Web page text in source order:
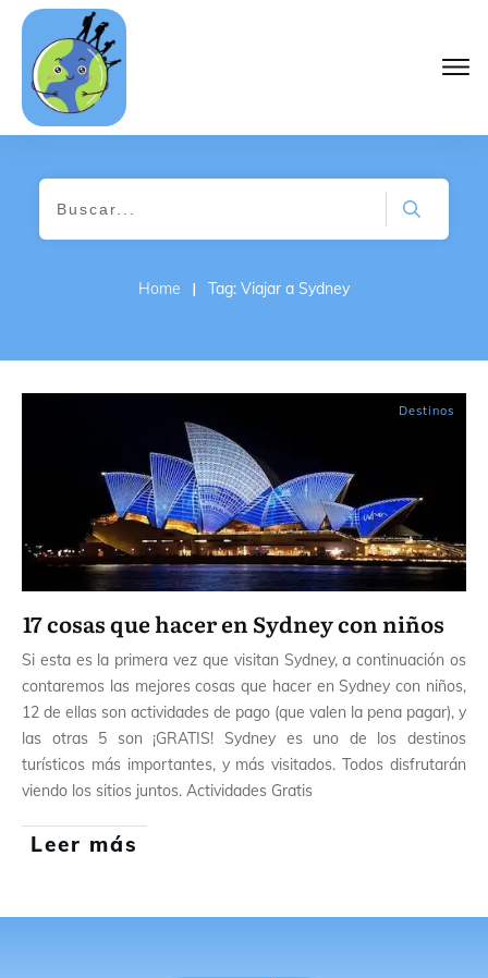
Home I Tag: Viajar a Sydney
Destinos
17 cosas que hacer en Sydney con niños
Si esta es la primera vez que visitan Sydney, a continuación os
contaremos las mejores cosas que hacer en Sydney con niños,
12 de ellas son actividades de pago (que valen la pena pagar), y
las otras 5 son ¡GRATIS! Sydney es uno de los destinos
turísticos más importantes, y más visitados. Todos disfrutarán
viendo los sitios juntos. Actividades Gratis
Leer más